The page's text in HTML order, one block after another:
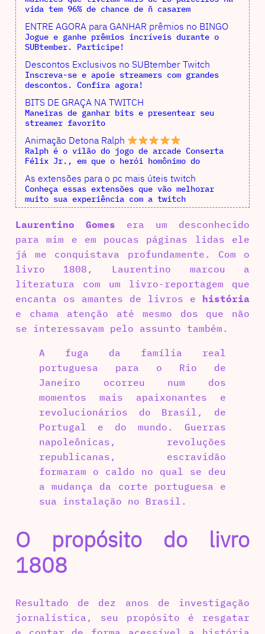
vida tem 96% de chance de ñ casarem
ENTRE AGORA para GANHAR prêmios no BINGO
Jogue e ganhe prêmios incríveis durante o
SUBtember. Participe!
Descontos Exclusivos no SUBtember Twitch
Inscreva-se e apoie streamers com grandes
descontos. Confira agora!
BITS DE GRAÇA NA TWITCH
Maneiras de ganhar bits e presentear seu
streamer favorito
Animação Detona Ralph
Ralph é o vilão do jogo de arcade Conserta
Félix Jr., em que o herói homônimo do
As extensões para o pc mais úteis twitch
Conheça essas extensões que vão melhorar
muito sua experiência com a twitch
Laurentino Gomes era um desconhecido
para mim e em poucas páginas lidas ele
já me conquistava profundamente. Com o
livro 1808, Laurentino marcou a
literatura com um livro-reportagem que
encanta os amantes de livros e história
e chama atenção até mesmo dos que não
se interessavam pelo assunto também.
A fuga da família real
portuguesa para o Rio de
Janeiro ocorreu num dos
momentos mais apaixonantes e
revolucionários do Brasil, de
Portugal e do mundo. Guerras
napoleônicas, revoluções
republicanas, escravidão
formaram o caldo no qual se deu
a mudança da corte portuguesa e
sua instalação no Brasil.
O propósito do livro
1808
Resultado de dez anos de investigação
jornalística, seu propósito é resgatar